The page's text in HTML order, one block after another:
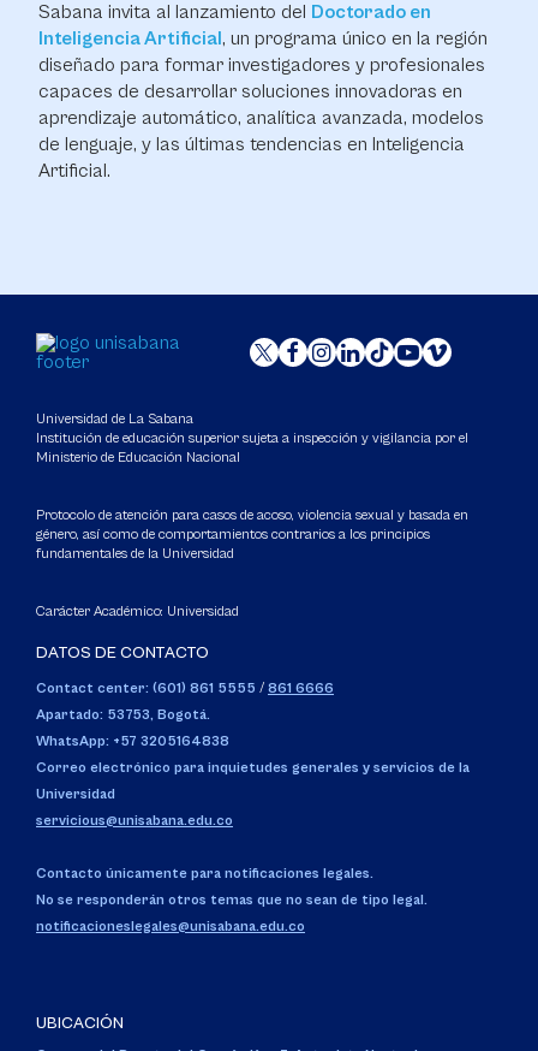
Sabana invita al lanzamiento del Doctorado en
Inteligencia Artificial, un programa único en la región
diseñado para formar investigadores y profesionales
capaces de desarrollar soluciones innovadoras en
aprendizaje automático, analítica avanzada, modelos
de lenguaje, y las últimas tendencias en Inteligencia
Artificial.
Universidad de La Sabana
Institución de educación superior sujeta a inspección y vigilancia por el
Ministerio de Educación Nacional
Protocolo de atención para casos de acoso, violencia sexual y basada en
género, así como de comportamientos contrarios a los principios
fundamentales de la Universidad
Carácter Académico: Universidad
DATOS DE CONTACTO
Contact center: (601) 861 5555 / 861 6666
Apartado: 53753, Bogotá.
WhatsApp: +57 3205164838
Correo electrónico para inquietudes generales y servicios de la
Universidad
servicious@unisabana.edu.co
Contacto únicamente para notificaciones legales.
No se responderán otros temas que no sean de tipo legal.
notificacioneslegales@unisabana.edu.co
UBICACIÓN